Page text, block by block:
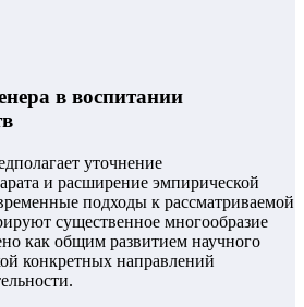
в воспитании
уточнение
и расширение эмпирической
подходы к рассматриваемой
существенное многообразие
как общим развитием научного
конкретных направлений